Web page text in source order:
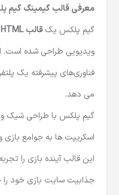
معرفی قالب گیمینگ گیم
گیم پلکس یکقالب HTML
ویدیویی طراحی شده است.
فناوری‌های پیشرفته یک
می دهد.
گیم پلکس با طراحی شیک و
اسکریپت‌ ها به جوامع بازی
این قالب آینده بازی را
جذابیت سایت بازی خود را